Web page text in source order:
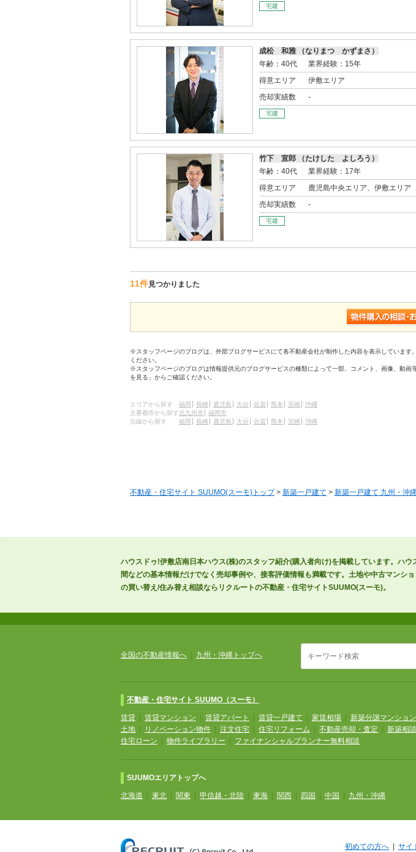
宅建
成松 和雅 （なりまつ かずまさ）
年齢：40代
業界経験：15年
得意エリア
伊敷エリア
売却実績数
-
宅建
竹下 宣郎 （たけした よしろう）
年齢：40代
業界経験：17年
得意エリア
鹿児島中央エリア、伊敷エリア
売却実績数
-
宅建
11件見つかりました
※スタッフページのブログは、外部ブログサービスにて各不動産会社が制作した内容を表示していま
ください。
※スタッフページのブログは情報提供元のブログサービスの種類によって一部、コメント、画像、動
を見る」からご確認ください。
エリアから探す 福岡 長崎 鹿児島 大分 佐賀 熊本 宮崎
沖縄
主要都市から探す北九州市
福岡市
沿線から探す
福岡 長崎 鹿児島 大分 佐賀 熊本 宮崎 沖縄
不動産・住宅サイト SUUMO(スーモ)トップ> 新築一戸建て > 新築一戸建て 九州・沖
ハウスドゥ!伊敷店南日本ハウス(株)のスタッフ紹介(購入者向け)を掲載しています。ハ
間などの基本情報だけでなく売却事例や、接客評価情報も満載です。土地や中古マンシ
の買い替え/住み替え相談ならリクルートの不動産・住宅サイトSUUMO(スーモ)。
全国の不動産情報へ 九州・沖縄トップへ
不動産・住宅サイト SUUMO（スーモ）
賃貸 賃貸マンション 賃貸アパート 賃貸一戸建て 家賃相場 新築分譲マンション
土地
リノベーション物件 注文住宅 住宅リフォーム 不動産売却・査定 新築相談
住宅ローン
物件ライブラリー ファイナンシャルプランナー無料相談
SUUMOエリアトップへ
北海道 東北 関東 甲信越・北陸 東海 関西 四国 中国 九州・沖縄
初めての方へ サイ